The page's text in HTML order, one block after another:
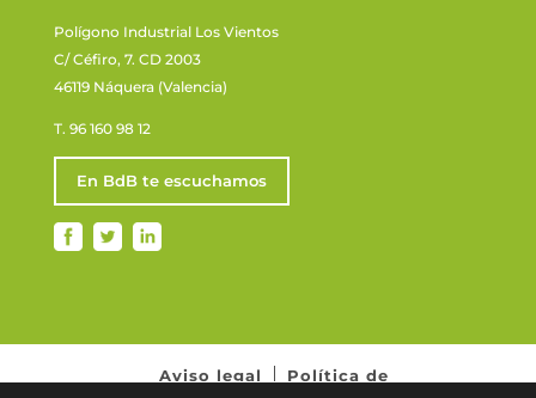
Polígono Industrial Los Vientos
C/ Céfiro, 7. CD 2003
46119 Náquera (Valencia)
T. 96 160 98 12
En BdB te escuchamos
Aviso legal
Política de